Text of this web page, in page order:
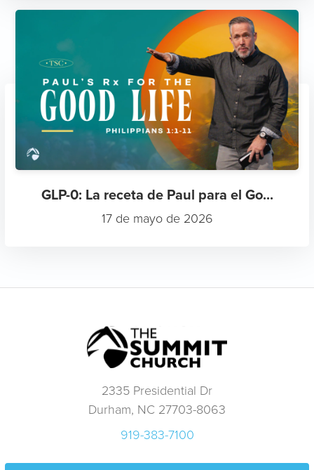
GLP-0: La receta de Paul para el Go...
17 de mayo de 2026
2335 Presidential Dr
Durham, NC 27703-8063
919-383-7100